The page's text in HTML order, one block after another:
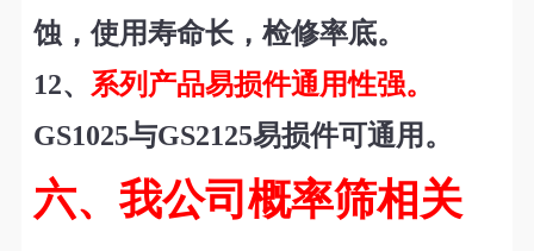
蚀，使用寿命长，检修率底。
12、 系列产品易损件通用性强。
GS1025与GS2125易损件可通用。
六、我公司概率筛相关